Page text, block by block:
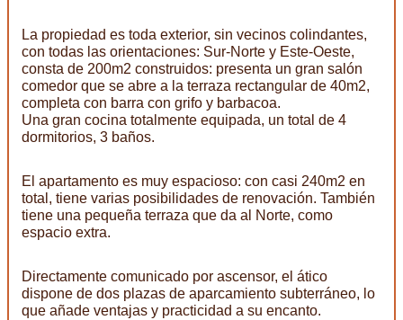
La propiedad es toda exterior, sin vecinos colindantes,
con todas las orientaciones: Sur-Norte y Este-Oeste,
consta de 200m2 construidos: presenta un gran salón
comedor que se abre a la terraza rectangular de 40m2,
completa con barra con grifo y barbacoa.
Una gran cocina totalmente equipada, un total de 4
dormitorios, 3 baños.
El apartamento es muy espacioso: con casi 240m2 en
total, tiene varias posibilidades de renovación. También
tiene una pequeña terraza que da al Norte, como
espacio extra.
Directamente comunicado por ascensor, el ático
dispone de dos plazas de aparcamiento subterráneo, lo
que añade ventajas y practicidad a su encanto.